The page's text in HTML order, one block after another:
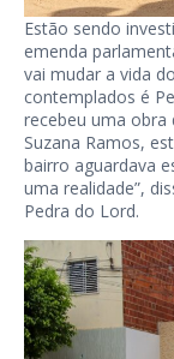
Estão sendo
emenda
vai mudar a vida
contemplados é
recebeu uma obra
Suzana Ramos,
bairro aguardava
uma realidade”,
Pedra do Lord.